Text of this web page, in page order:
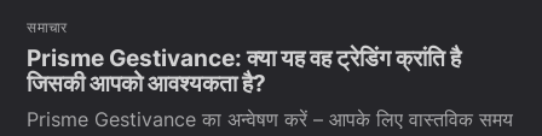
समाचार
Prisme Gestivance: क्या यह वह ट्रेडिंग क्रांति है
जिसकी आपको आवश्यकता है?
Prisme Gestivance का अन्वेषण करें – आपके लिए वास्तविक समय